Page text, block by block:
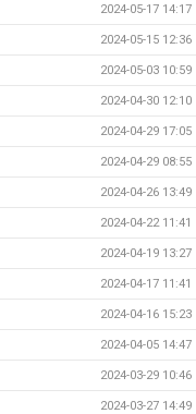
2024-05-17 14:17
2024-05-15 12:36
2024-05-03 10:59
2024-04-30 12:10
2024-04-29 17:05
2024-04-29 08:55
2024-04-26 13:49
2024-04-22 11:41
2024-04-19 13:27
2024-04-17 11:41
2024-04-16 15:23
2024-04-05 14:47
2024-03-29 10:46
2024-03-27 14:49